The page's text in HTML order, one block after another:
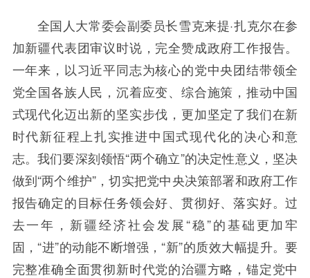
全国人大常委会副委员长雪克来提·扎克尔在参
加新疆代表团审议时说，完全赞成政府工作报告。
一年来，以习近平同志为核心的党中央团结带领全
党全国各族人民，沉着应变、综合施策，推动中国
式现代化迈出新的坚实步伐，更加坚定了我们在新
时代新征程上扎实推进中国式现代化的决心和意
志。我们要深刻领悟“两个确立”的决定性意义，坚决
做到“两个维护”，切实把党中央决策部署和政府工作
报告确定的目标任务领会好、贯彻好、落实好。过
去一年，新疆经济社会发展“稳”的基础更加牢
固，“进”的动能不断增强，“新”的质效大幅提升。要
完整准确全面贯彻新时代党的治疆方略，锚定党中